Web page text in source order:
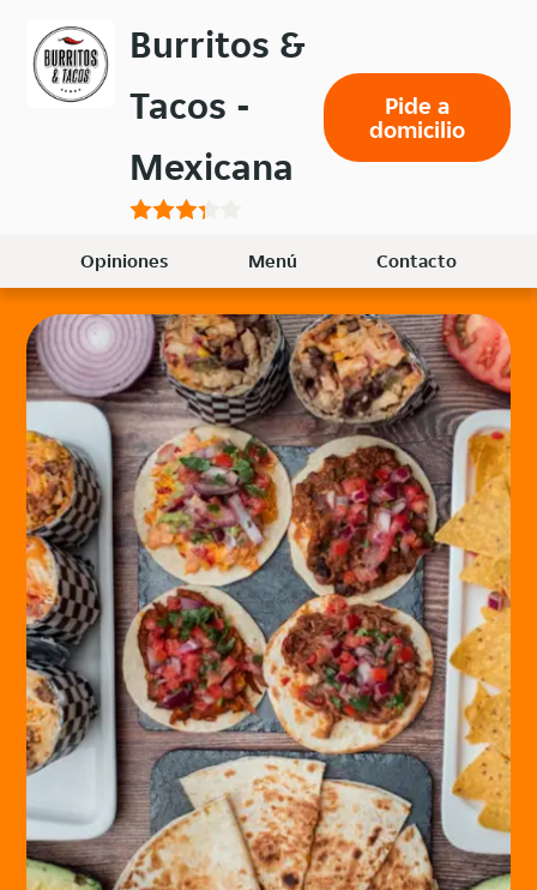
menú
principal
Burritos &
Tacos -
Mexicana
Pide a
domicilio
Opiniones Menú Contacto